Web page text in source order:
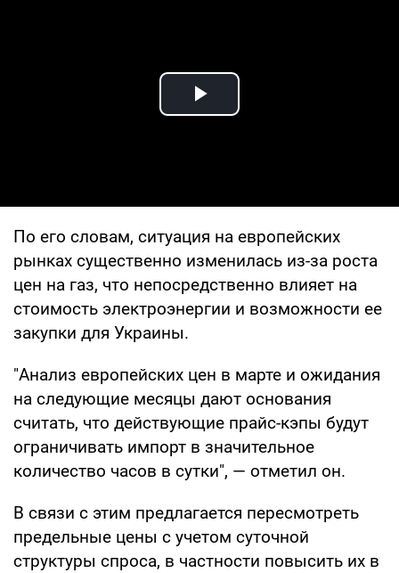
Play Video
По его словам, ситуация на европейских
рынках существенно изменилась из-за роста
цен на газ, что непосредственно влияет на
стоимость электроэнергии и возможности ее
закупки для Украины.
"Анализ европейских цен в марте и ожидания
на следующие месяцы дают основания
считать, что действующие прайс-кэпы будут
ограничивать импорт в значительное
количество часов в сутки", — отметил он.
В связи с этим предлагается пересмотреть
предельные цены с учетом суточной
структуры спроса, в частности повысить их в